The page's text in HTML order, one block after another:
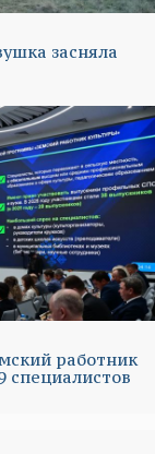
засняла
работник
специалистов